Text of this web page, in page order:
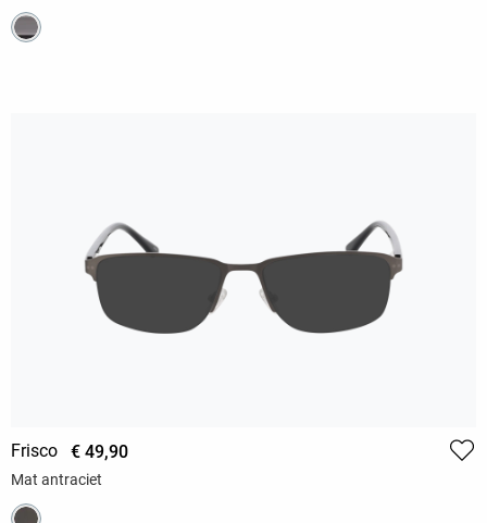
Frisco € 49,90
Mat antraciet